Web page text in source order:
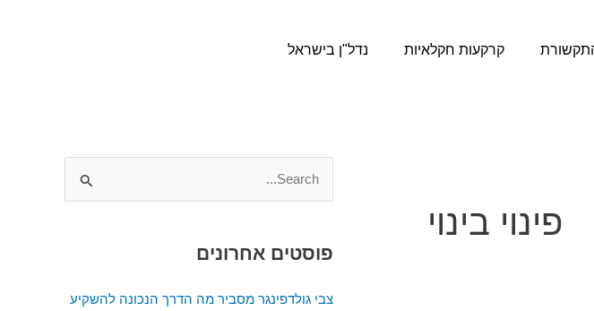
קרקעות חקלאיות נדל"ן בישראל
פינוי בינוי
r
פוסטים אחרונים
צבי גולדפינגר מסביר מה הדרך הנכונה להשקיע